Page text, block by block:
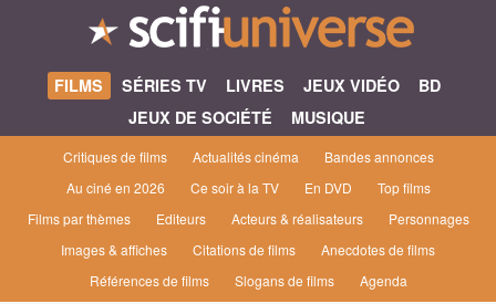
FILMS SÉRIES TV LIVRES JEUX VIDÉO
BD
JEUX DE SOCIÉTÉ
MUSIQUE
Critiques de films Actualités cinéma
Bandes annonces
Au ciné en 2026
Ce soir à la TV En DVD
Top films
Films par thèmes
Editeurs Acteurs & réalisateurs
Personnages
Images & affiches
Citations de films
Anecdotes de films
Références de films
Slogans de films Agenda